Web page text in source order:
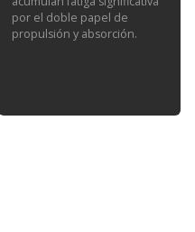
por el doble papel de
propulsión y absorción.